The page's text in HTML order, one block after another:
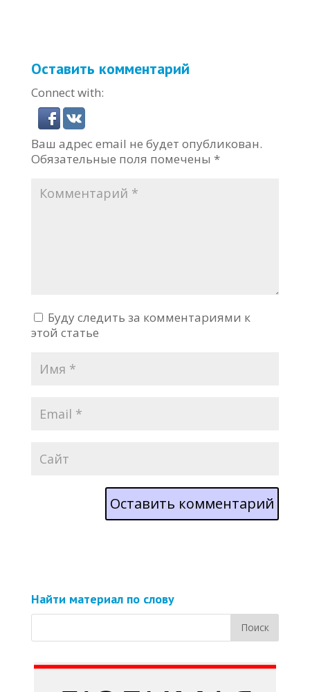
Оставить комментарий
Connect with:
Ваш адрес email не будет опубликован.
Обязательные поля помечены *
Буду следить за комментариями к
этой статье
Найти материал по слову